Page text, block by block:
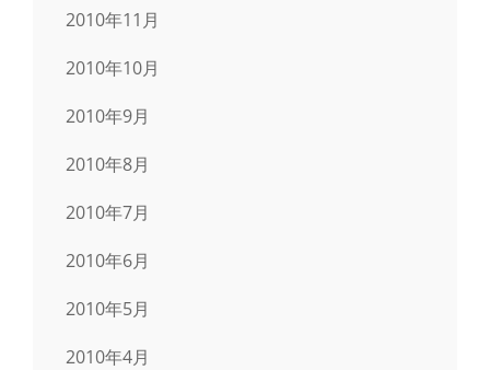
2010年11月
2010年10月
2010年9月
2010年8月
2010年7月
2010年6月
2010年5月
2010年4月